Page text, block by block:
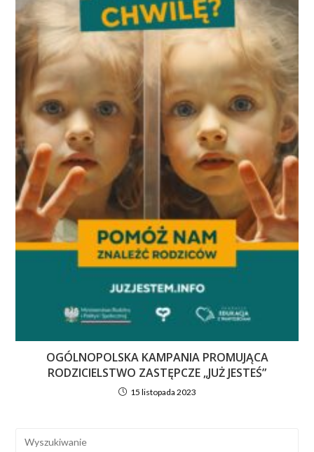
OGÓLNOPOLSKA KAMPANIA PROMUJĄCA
RODZICIELSTWO ZASTĘPCZE „JUŻ JESTEŚ”
15 listopada 2023